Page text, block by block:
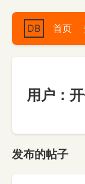
DB 首页
用户：
发布的帖子